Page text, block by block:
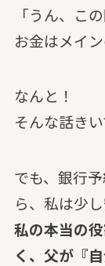
「うん、こ
お金はメイ
なんと！
そんな話き
でも、銀行
ら、私は少
私の本当の
く、父が『